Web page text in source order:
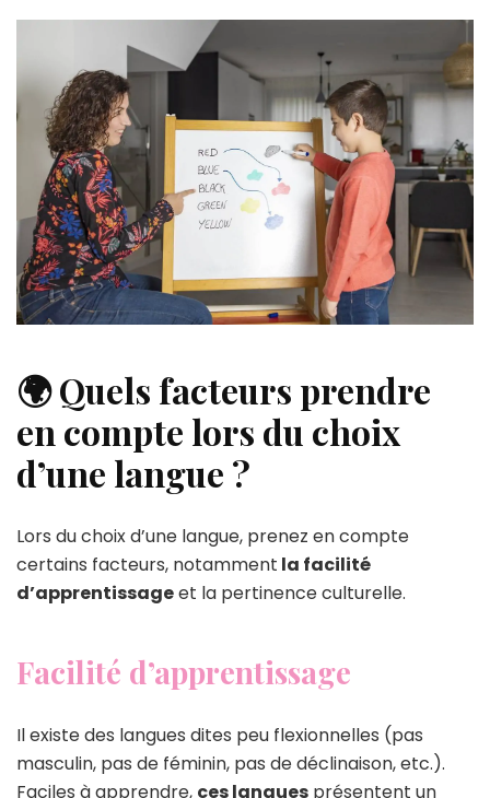
🌍 Quels facteurs prendre
en compte lors du choix
d’une langue ?
Lors du choix d’une langue, prenez en compte
certains facteurs, notamment la facilité
d’apprentissageet la pertinence culturelle.
Facilité d’apprentissage
Il existe des langues dites peu flexionnelles (pas
masculin, pas de féminin, pas de déclinaison, etc.).
Faciles à apprendre, ces langues présentent un